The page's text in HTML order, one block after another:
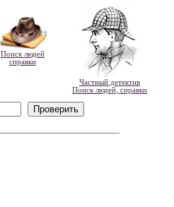
Поиск людей
справки
Частный детектив
Поиск людей, справки